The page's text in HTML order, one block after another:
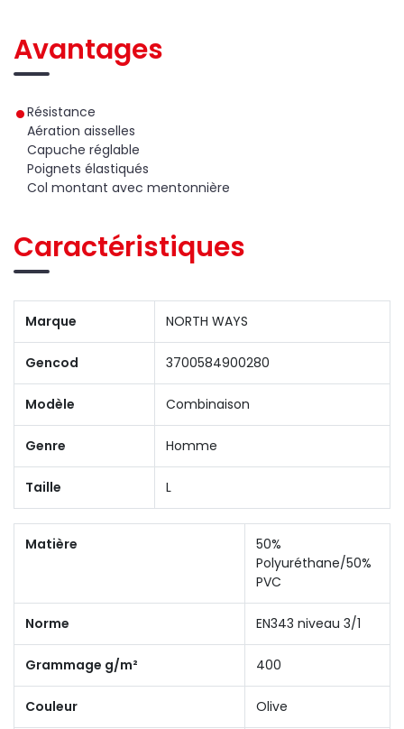
Avantages
Résistance
Aération aisselles
Capuche réglable
Poignets élastiqués
Col montant avec mentonnière
Caractéristiques
Marque NORTH WAYS
Gencod 3700584900280
Modèle Combinaison
Genre Homme
Taille L
Matière
50%
Polyuréthane/50%
PVC
Norme EN343 niveau 3/1
Grammage g/m² 400
Couleur Olive